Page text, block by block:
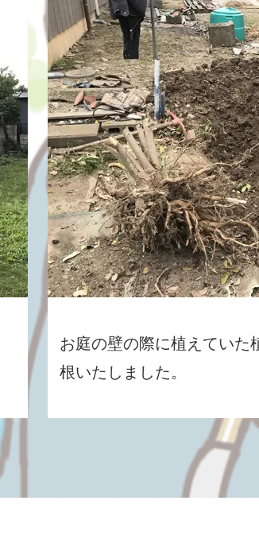
お庭の壁の際に植えていた
根いたしました。